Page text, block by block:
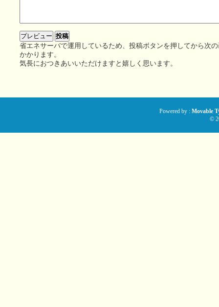
省エネサーバで運用しているため、投稿ボタンを押してから次
かかります。
気長におつきあいいただけますと嬉しく思います。
Powered by : Movable
©